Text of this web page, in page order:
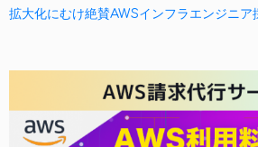
拡大化にむけ絶賛AWSインフラエンジニア